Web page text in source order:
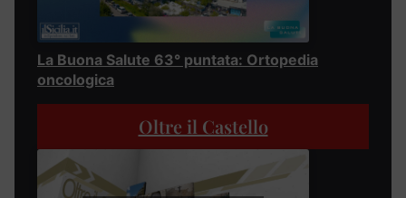
La Buona Salute 63° puntata: Ortopedia
oncologica
Oltre il Castello